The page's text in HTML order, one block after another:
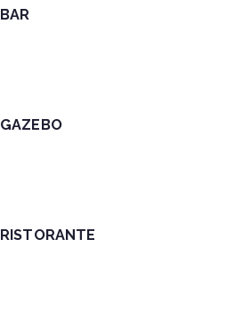
BAR
GAZEBO
RISTORANTE